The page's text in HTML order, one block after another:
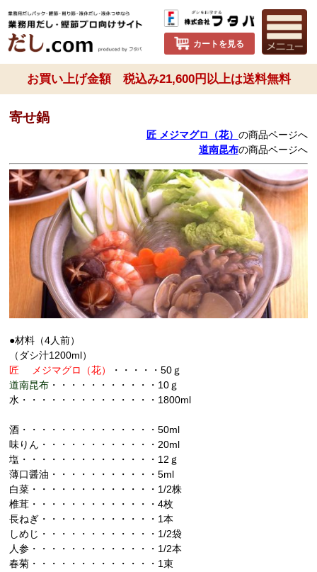
カートを見る
お買い上げ金額 税込み21,600円以上は送料無料
寄せ鍋
匠 メジマグロ（花） の商品ページへ
道南昆布の商品ページへ
●材料（4人前）
（ダシ汁1200ml）
匠 メジマグロ（花）
・・・・・50 ｇ
道南昆布 ・・・・・・・・・・・10ｇ
水・・・・・・・・・・・・・・1800ml
酒・・・・・・・・・・・・・・50ml
味りん・・・・・・・・・・・・20ml
塩・・・・・・・・・・・・・・12ｇ
薄口醤油・・・・・・・・・・・5ml
白菜・・・・・・・・・・・・・1/2株
椎茸・・・・・・・・・・・・・4枚
長ねぎ・・・・・・・・・・・・1本
しめじ・・・・・・・・・・・・1/2袋
人参・・・・・・・・・・・・・1/2本
春菊・・・・・・・・・・・・・1束